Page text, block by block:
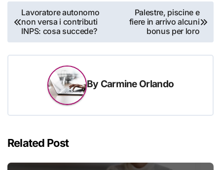
Navigazione
articoli
Lavoratore autonomo
non versa i contributi
INPS: cosa succede?
Palestre, piscine e
fiere in arrivo alcuni
bonus per loro
By Carmine Orlando
Related Post